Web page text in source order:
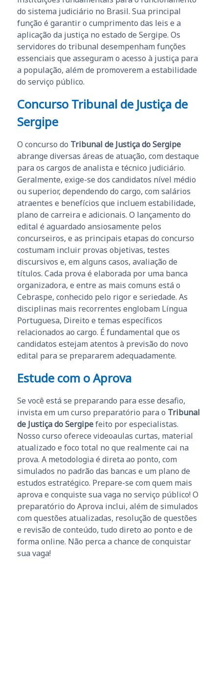
do sistema judiciário no Brasil. Sua principal
função é garantir o cumprimento das leis e a
aplicação da justiça no estado de Sergipe. Os
servidores do tribunal desempenham funções
essenciais que asseguram o acesso à justiça para
a população, além de promoverem a estabilidade
do serviço público.
Concurso Tribunal de Justiça de
Sergipe
O concurso do Tribunal de Justiça do Sergipe
abrange diversas áreas de atuação, com destaque
para os cargos de analista e técnico judiciário.
Geralmente, exige-se dos candidatos nível médio
ou superior, dependendo do cargo, com salários
atraentes e benefícios que incluem estabilidade,
plano de carreira e adicionais. O lançamento do
edital é aguardado ansiosamente pelos
concurseiros, e as principais etapas do concurso
costumam incluir provas objetivas, testes
discursivos e, em alguns casos, avaliação de
títulos. Cada prova é elaborada por uma banca
organizadora, e entre as mais comuns está o
Cebraspe, conhecido pelo rigor e seriedade. As
disciplinas mais recorrentes englobam Língua
Portuguesa, Direito e temas específicos
relacionados ao cargo. É fundamental que os
candidatos estejam atentos à previsão do novo
edital para se prepararem adequadamente.
Estude com o Aprova
Se você está se preparando para esse desafio,
invista em um curso preparatório para o Tribunal
de Justiça do Sergipefeito por especialistas.
Nosso curso oferece videoaulas curtas, material
atualizado e foco total no que realmente cai na
prova. A metodologia é direta ao ponto, com
simulados no padrão das bancas e um plano de
estudos estratégico. Prepare-se com quem mais
aprova e conquiste sua vaga no serviço público! O
preparatório do Aprova inclui, além de simulados
com questões atualizadas, resolução de questões
e revisão de conteúdo, tudo direto ao ponto e de
forma online. Não perca a chance de conquistar
sua vaga!